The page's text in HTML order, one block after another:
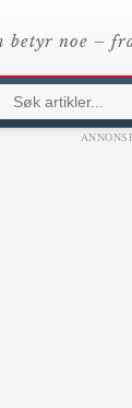
betyr noe –